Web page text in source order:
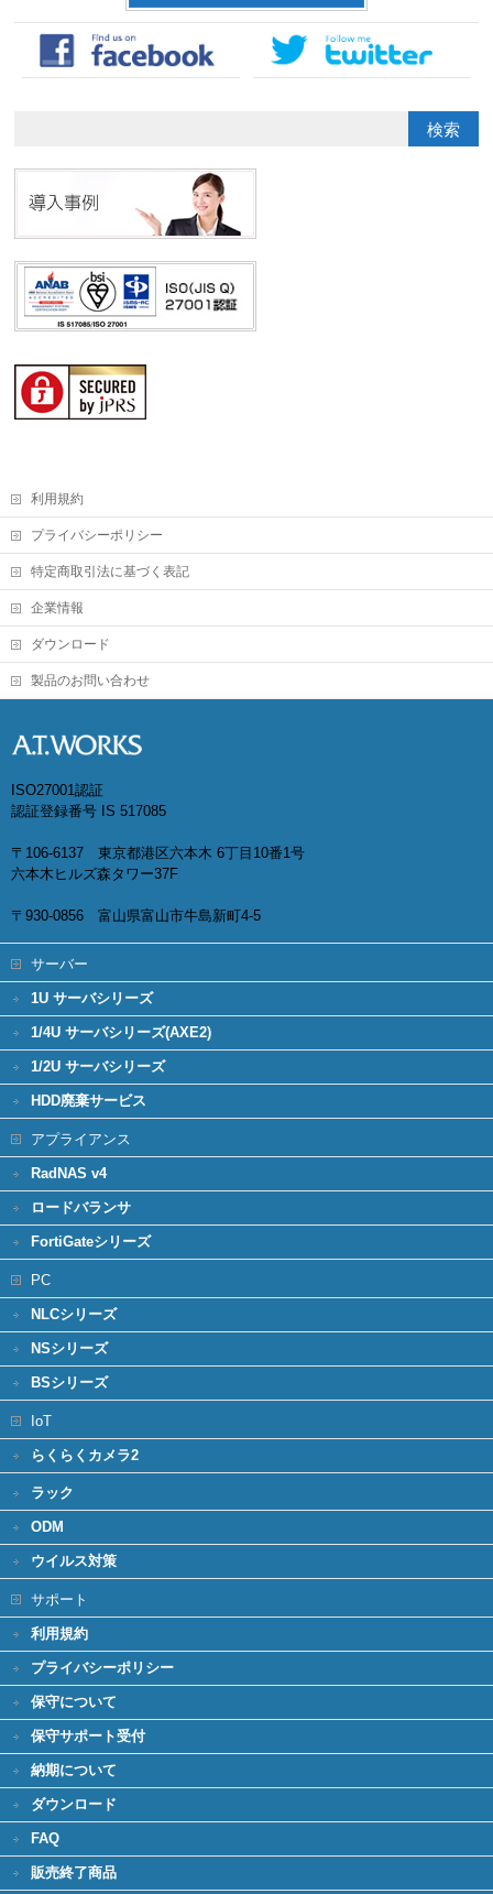
利用規約
プライバシーポリシー
特定商取引法に基づく表記
企業情報
ダウンロード
製品のお問い合わせ
ISO27001認証
認証登録番号 IS 517085
〒106-6137 東京都港区六本木 6丁目10番1号
六本木ヒルズ森タワー37F
〒930-0856 富山県富山市牛島新町4-5
サーバー
1U サーバシリーズ
1/4U サーバシリーズ(AXE2)
1/2U サーバシリーズ
HDD廃棄サービス
アプライアンス
RadNAS v4
ロードバランサ
FortiGateシリーズ
PC
NLCシリーズ
NSシリーズ
BSシリーズ
IoT
らくらくカメラ2
ラック
ODM
ウイルス対策
サポート
利用規約
プライバシーポリシー
保守について
保守サポート受付
納期について
ダウンロード
FAQ
販売終了商品